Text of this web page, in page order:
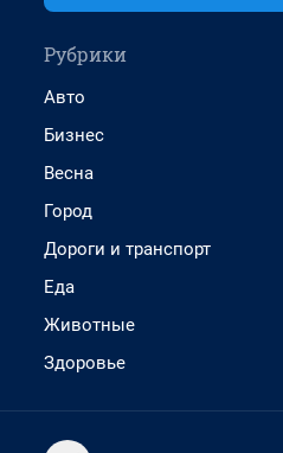
Рубрики
Авто
Бизнес
Весна
Город
Дороги и транспорт
Еда
Животные
Здоровье